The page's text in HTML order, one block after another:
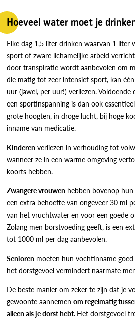
Hoeveel water moet je
Elke dag 1,5 liter drinken waarvan 1 liter
sport of zware lichamelijke arbeid
door transpiratie wordt aanbevolen om
die matig tot zeer intensief sport, kan
uur (jawel, per uur!) verliezen.
een sportinspanning is dan ook
grote hoogten, in droge lucht, bij hoge
inname van medicatie.
Kinderen verliezen in verhouding tot
wanneer ze in een warme omgeving
koorts hebben.
Zwangere vrouwen hebben bovenop
een extra behoefte van ongeveer 30 ml
van het vruchtwater en voor een goede
Zolang men borstvoeding geeft, is een
tot 1000 ml per dag aanbevolen.
Senioren moeten hun vochtinname
het dorstgevoel vermindert naarmate
De beste manier om zeker te zijn dat je
gewoonte aannemen om regelmatig
alleen als je dorst hebt. Het dorstgevoel